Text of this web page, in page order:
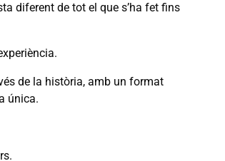
diferent de tot el que s’ha fet fins
de la història, amb un format
única.